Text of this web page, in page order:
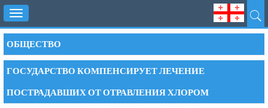
Toggle
navigation
ОБЩЕСТВО
ГОСУДАРСТВО КОМПЕНСИРУЕТ ЛЕЧЕНИЕ
ПОСТРАДАВШИХ ОТ ОТРАВЛЕНИЯ ХЛОРОМ